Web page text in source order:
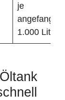
je
1.000 Liter